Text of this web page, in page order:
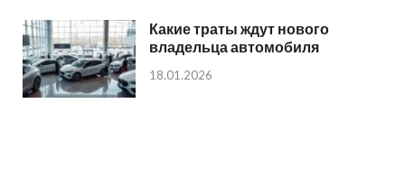
Какие траты ждут нового
владельца автомобиля
18.01.2026